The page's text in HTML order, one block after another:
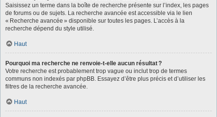
Saisissez un terme dans la boîte de recherche présente sur l’index, les pages
de forums ou de sujets. La recherche avancée est accessible via le lien
« Recherche avancée » disponible sur toutes les pages. L’accès à la
recherche dépend du style utilisé.
Haut
Pourquoi ma recherche ne renvoie-t-elle aucun résultat ?
Votre recherche est probablement trop vague ou inclut trop de termes
communs non indexés par phpBB. Essayez d’être plus précis et d’utiliser les
filtres de la recherche avancée.
Haut